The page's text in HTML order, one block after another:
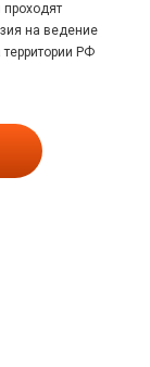
на ведение
территории РФ